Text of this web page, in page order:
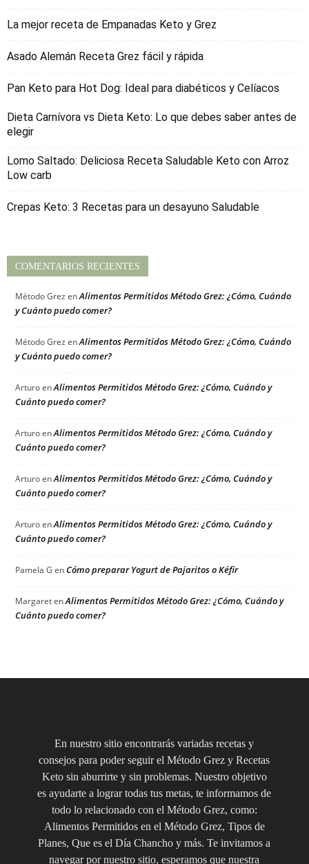
La mejor receta de Empanadas Keto y Grez
Asado Alemán Receta Grez fácil y rápida
Pan Keto para Hot Dog: Ideal para diabéticos y Celíacos
Dieta Carnívora vs Dieta Keto: Lo que debes saber antes de
elegir
Lomo Saltado: Deliciosa Receta Saludable Keto con Arroz
Low carb
Crepas Keto: 3 Recetas para un desayuno Saludable
COMENTARIOS RECIENTES
Método Grez enAlimentos Permitidos Método Grez: ¿Cómo, Cuándo
y Cuánto puedo comer?
Método Grez enAlimentos Permitidos Método Grez: ¿Cómo, Cuándo
y Cuánto puedo comer?
ArturoenAlimentos Permitidos Método Grez: ¿Cómo, Cuándo y
Cuánto puedo comer?
ArturoenAlimentos Permitidos Método Grez: ¿Cómo, Cuándo y
Cuánto puedo comer?
ArturoenAlimentos Permitidos Método Grez: ¿Cómo, Cuándo y
Cuánto puedo comer?
ArturoenAlimentos Permitidos Método Grez: ¿Cómo, Cuándo y
Cuánto puedo comer?
Pamela G enCómo preparar Yogurt de Pajaritos o Kéfir
MargaretenAlimentos Permitidos Método Grez: ¿Cómo, Cuándo y
Cuánto puedo comer?
En nuestro sitio encontrarás variadas recetas y
consejos para poder seguir el Método Grez y Recetas
Keto sin aburrirte y sin problemas. Nuestro objetivo
es ayudarte a lograr todas tus metas, te informamos de
todo lo relacionado con el Método Grez, como:
Alimentos Permitidos en el Método Grez, Tipos de
Planes, Que es el Día Chancho y más. Te invitamos a
navegar por nuestro sitio, esperamos que nuestra